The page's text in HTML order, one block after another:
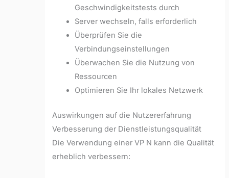
Geschwindigkeitstests durch
Server wechseln, falls erforderlich
Überprüfen Sie die
Verbindungseinstellungen
Überwachen Sie die Nutzung von
Ressourcen
Optimieren Sie Ihr lokales Netzwerk
Auswirkungen auf die Nutzererfahrung
Verbesserung der Dienstleistungsqualität
Die Verwendung einer VP N kann die Qualität
erheblich verbessern: